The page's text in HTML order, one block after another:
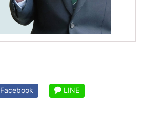
Facebook LINE